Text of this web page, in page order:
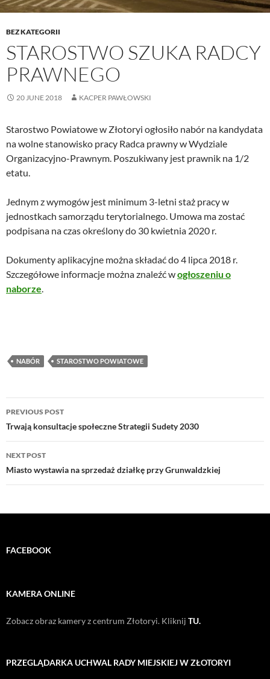
BEZ KATEGORII
STAROSTWO SZUKA RADCY
PRAWNEGO
20 JUNE 2018 KACPER PAWŁOWSKI
Starostwo Powiatowe w Złotoryi ogłosiło nabór na kandydata
na wolne stanowisko pracy Radca prawny w Wydziale
Organizacyjno-Prawnym. Poszukiwany jest prawnik na 1/2
etatu.
Jednym z wymogów jest minimum 3-letni staż pracy w
jednostkach samorządu terytorialnego. Umowa ma zostać
podpisana na czas określony do 30 kwietnia 2020 r.
Dokumenty aplikacyjne można składać do 4 lipca 2018 r.
Szczegółowe informacje można znaleźć wogłoszeniu o
naborze.
NABÓR STAROSTWO POWIATOWE
Post
navigation
PREVIOUS POST
Trwają konsultacje społeczne Strategii Sudety 2030
NEXT POST
Miasto wystawia na sprzedaż działkę przy Grunwaldzkiej
FACEBOOK
KAMERA ONLINE
Zobacz obraz kamery z centrum Złotoryi. Kliknij TU.
PRZEGLĄDARKA UCHWAL RADY MIEJSKIEJ W ZŁOTORYI